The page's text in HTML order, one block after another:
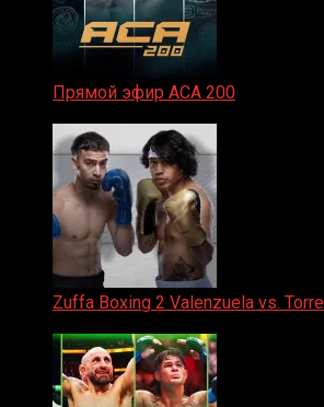
Прямой эфир ACA 200
Zuffa Boxing 2 Valenzuela vs.